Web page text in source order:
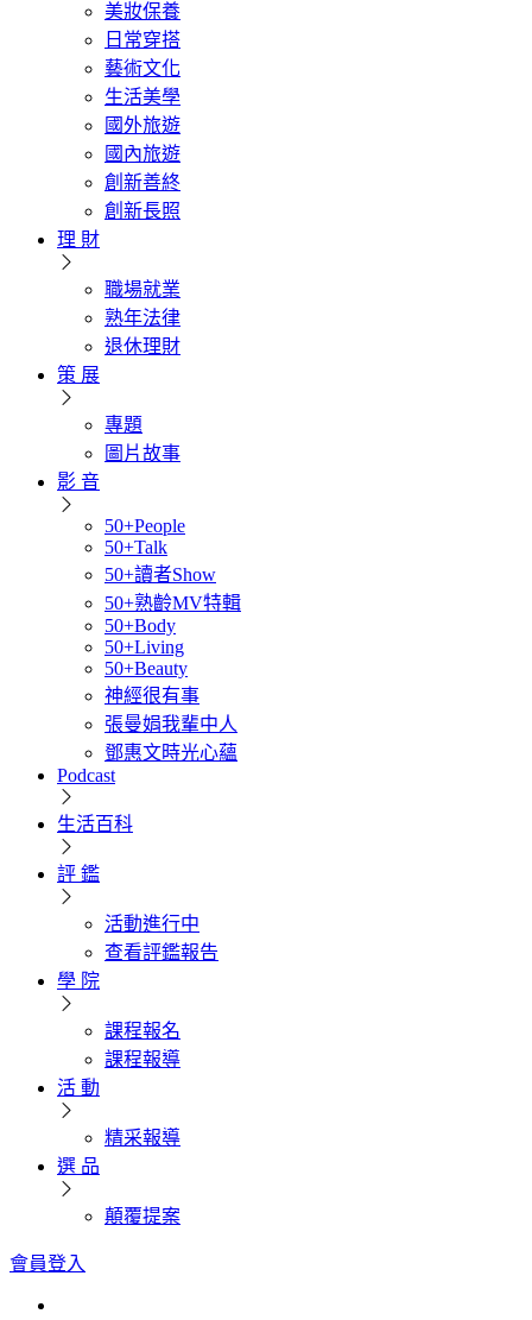
美妝保養
日常穿搭
藝術文化
生活美學
國外旅遊
國內旅遊
創新善終
創新長照
理 財
職場就業
熟年法律
退休理財
策 展
專題
圖片故事
影 音
50+People
50+Talk
50+讀者Show
50+熟齡MV特輯
50+Body
50+Living
50+Beauty
神經很有事
張曼娟我輩中人
鄧惠文時光心蘊
Podcast
生活百科
評 鑑
活動進行中
查看評鑑報告
學 院
課程報名
課程報導
活 動
精采報導
選 品
顛覆提案
會員登入